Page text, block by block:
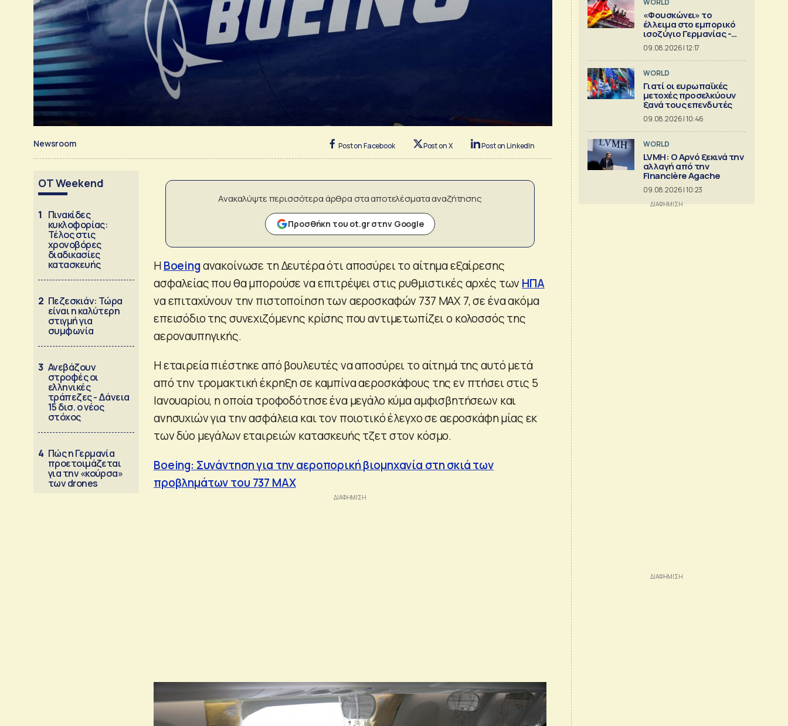
Newsroom Post on Facebook Post on X Post on LinkedIn
OT Weekend
1 Πινακίδες
κυκλοφορίας:
Τέλος στις
χρονοβόρες
διαδικασίες
κατασκευής
2 Πεζεσκιάν: Τώρα
είναι η καλύτερη
στιγμή για
συμφωνία
3 Ανεβάζουν
στροφές οι
ελληνικές
τράπεζες - Δάνεια
15 δισ. ο νέος
στόχος
4 Πώς η Γερμανία
προετοιμάζεται
για την «κούρσα»
των drones
Ανακαλύψτε περισσότερα άρθρα στα αποτελέσματα αναζήτησης
Προσθήκη του ot.gr στην Google
ΗBoeingανακοίνωσε τη Δευτέρα ότι αποσύρει το αίτημα εξαίρεσης
ασφαλείας που θα μπορούσε να επιτρέψει στις ρυθμιστικές αρχές των ΗΠΑ
να επιταχύνουν την πιστοποίηση των αεροσκαφών 737 MAX 7, σε ένα ακόμα
επεισόδιο της συνεχιζόμενης κρίσης που αντιμετωπίζει ο κολοσσός της
αεροναυπηγικής.
Η εταιρεία πιέστηκε από βουλευτές να αποσύρει το αίτημά της αυτό μετά
από την τρομακτική έκρηξη σε καμπίνα αεροσκάφους της εν πτήσει στις 5
Ιανουαρίου, η οποία τροφοδότησε ένα μεγάλο κύμα αμφισβητήσεων και
ανησυχιών για την ασφάλεια και τον ποιοτικό έλεγχο σε αεροσκάφη μίας εκ
των δύο μεγάλων εταιρειών κατασκευής τζετ στον κόσμο.
Boeing: Συνάντηση για την αεροπορική βιομηχανία στη σκιά των
προβλημάτων του 737 ΜΑΧ
WORLD
«Φουσκώνει» το
έλλειμα στο εμπορικό
ισοζύγιο Γερμανίας -
Κίνας
09.08.2026 | 12:17
WORLD
Γιατί οι ευρωπαϊκές
μετοχές προσελκύουν
ξανά τους επενδυτές
09.08.2026 | 10:46
WORLD
LVMH: Ο Αρνό ξεκινά την
αλλαγή από την
Financière Agache
09.08.2026 | 10:23